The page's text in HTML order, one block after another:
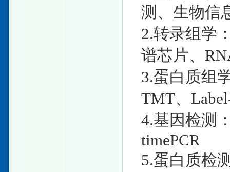
测、生物信
2.转录组学
谱芯片、
3.蛋白质组
TMT、
4.基因检测
timePCR
5.蛋白质检